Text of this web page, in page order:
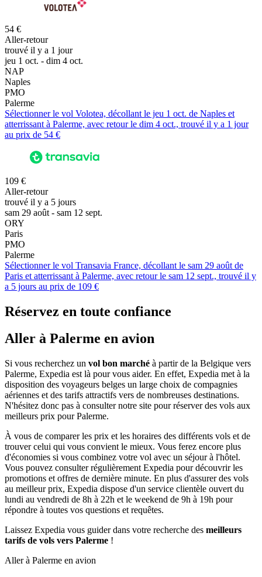
54 €
Aller-retour
trouvé il y a 1 jour
jeu 1 oct. - dim 4 oct.
NAP
Naples
PMO
Palerme
Sélectionner le vol Volotea, décollant le jeu 1 oct. de Naples et
atterrissant à Palerme, avec retour le dim 4 oct., trouvé il y a 1 jour
au prix de 54 €
109 €
Aller-retour
trouvé il y a 5 jours
sam 29 août - sam 12 sept.
ORY
Paris
PMO
Palerme
Sélectionner le vol Transavia France, décollant le sam 29 août de
Paris et atterrissant à Palerme, avec retour le sam 12 sept., trouvé il y
a 5 jours au prix de 109 €
Réservez en toute confiance
Aller à Palerme en avion
Si vous recherchez un vol bon marché à partir de la Belgique vers
Palerme, Expedia est là pour vous aider. En effet, Expedia met à la
disposition des voyageurs belges un large choix de compagnies
aériennes et des tarifs attractifs vers de nombreuses destinations.
N'hésitez donc pas à consulter notre site pour réserver des vols aux
meilleurs prix pour Palerme.
À vous de comparer les prix et les horaires des différents vols et de
trouver celui qui vous convient le mieux. Vous ferez encore plus
d'économies si vous combinez votre vol avec un séjour à l'hôtel.
Vous pouvez consulter régulièrement Expedia pour découvrir les
promotions et offres de dernière minute. En plus d'assurer des vols
au meilleur prix, Expedia dispose d'un service clientèle ouvert du
lundi au vendredi de 8h à 22h et le weekend de 9h à 19h pour
répondre à toutes vos questions et requêtes.
Laissez Expedia vous guider dans votre recherche des meilleurs
tarifs de vols vers Palerme !
Aller à Palerme en avion